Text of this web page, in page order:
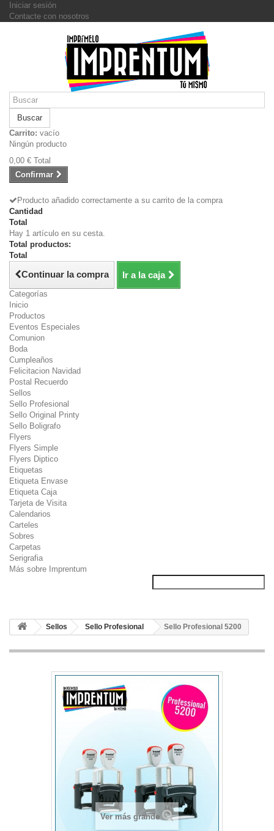
Iniciar sesión
Contacte con nosotros
Buscar
Carrito: vacío
Ningún producto
0,00 € Total
Confirmar
Producto añadido correctamente a su carrito de la compra
Cantidad
Total
Hay 1 artículo en su cesta.
Total productos:
Total
Continuar la compra Ir a la caja
Categorías
Inicio
Productos
Eventos Especiales
Comunion
Boda
Cumpleaños
Felicitacion Navidad
Postal Recuerdo
Sellos
Sello Profesional
Sello Original Printy
Sello Boligrafo
Flyers
Flyers Simple
Flyers Diptico
Etiquetas
Etiqueta Envase
Etiqueta Caja
Tarjeta de Visita
Calendarios
Carteles
Sobres
Carpetas
Serigrafia
Más sobre Imprentum
Sellos Sello Profesional Sello Profesional 5200
Ver más grande